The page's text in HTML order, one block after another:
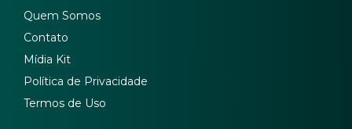
Quem Somos
Contato
Mídia Kit
Política de Privacidade
Termos de Uso